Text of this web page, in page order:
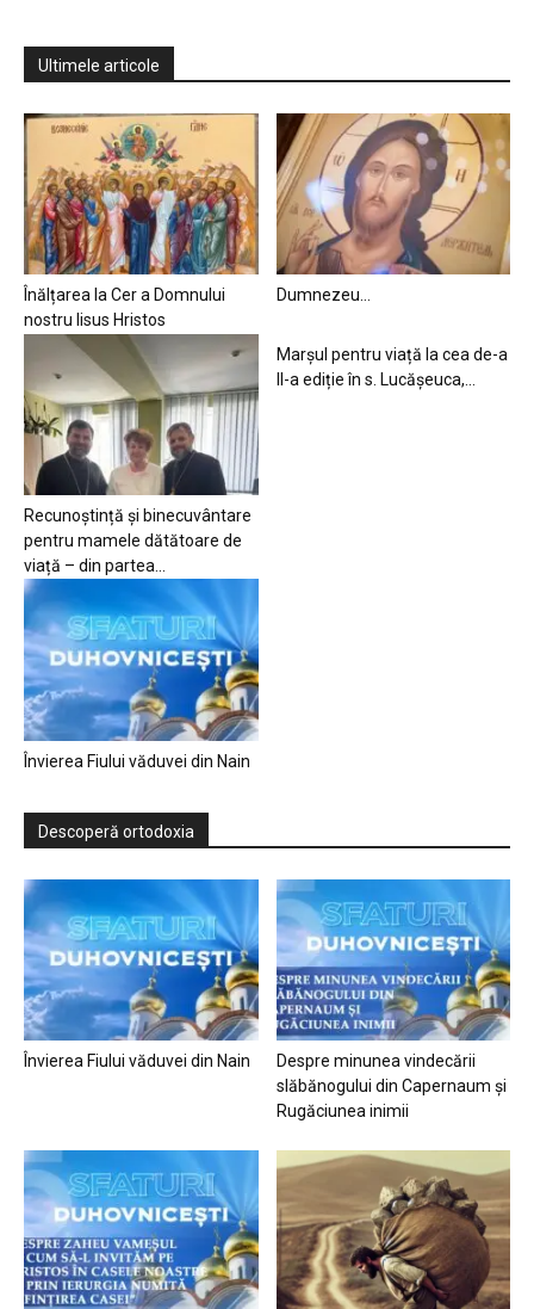
Ultimele articole
Înălțarea la Cer a Domnului
nostru Iisus Hristos
Dumnezeu…
Recunoștință și binecuvântare
pentru mamele dătătoare de
viață – din partea...
Marșul pentru viață la cea de-a
II-a ediție în s. Lucășeuca,...
Învierea Fiului văduvei din Nain
Descoperă ortodoxia
Învierea Fiului văduvei din Nain
Despre minunea vindecării
slăbănogului din Capernaum și
Rugăciunea inimii